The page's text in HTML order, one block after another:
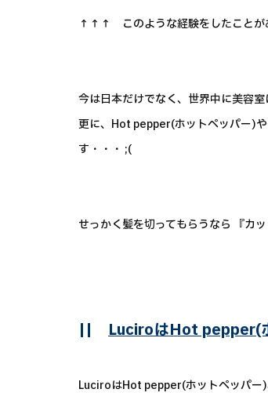
↑↑↑ このような経験をしたことが
今は日本だけでなく、世界中に美容室
更に、Hot pepper(ホットペッパー)
す・・・ ;(
せっかく髪を切ってもらうなら 『カ
|| LuciroはHot pepper(
LuciroはHot pepper(ホットペッパー)